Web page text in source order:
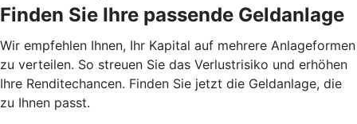
Finden Sie Ihre passende Geldanlage
Wir empfehlen Ihnen, Ihr Kapital auf mehrere Anlageformen
zu verteilen. So streuen Sie das Verlustrisiko und erhöhen
Ihre Renditechancen. Finden Sie jetzt die Geldanlage, die
zu Ihnen passt.